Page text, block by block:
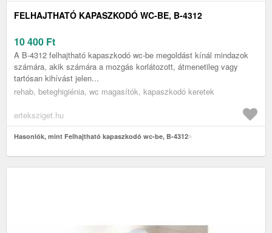
FELHAJTHATÓ KAPASZKODÓ WC-BE, B-4312
10 400 Ft
A B-4312 felhajtható kapaszkodó wc-be megoldást kínál mindazok
számára, akik számára a mozgás korlátozott, átmenetileg vagy
tartósan kihívást jelen...
rehab, beteghigiénia, wc magasítók, kapaszkodó keretek
erteksziget.hu
Hasonlók, mint Felhajtható kapaszkodó wc-be, B-4312